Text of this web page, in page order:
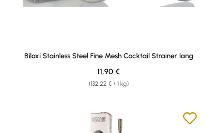
Biloxi Stainless Steel Fine Mesh Cocktail Strainer lang
(132,22 € / 1 kg)
Regulärer Preis:
11,90 €